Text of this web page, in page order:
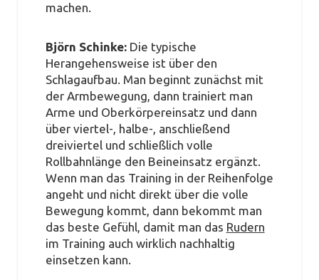
machen.
Björn Schinke: Die typische
Herangehensweise ist über den
Schlagaufbau. Man beginnt zunächst mit
der Armbewegung, dann trainiert man
Arme und Oberkörpereinsatz und dann
über viertel-, halbe-, anschließend
dreiviertel und schließlich volle
Rollbahnlänge den Beineinsatz ergänzt.
Wenn man das Training in der Reihenfolge
angeht und nicht direkt über die volle
Bewegung kommt, dann bekommt man
das beste Gefühl, damit man das Rudern
im Training auch wirklich nachhaltig
einsetzen kann.